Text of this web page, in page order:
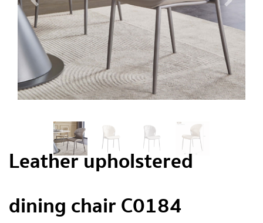
Leather upholstered
dining chair C0184